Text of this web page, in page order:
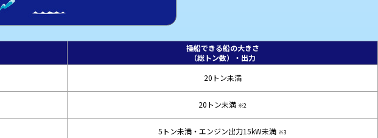
操船できる船の大きさ
（総トン数）・出力
20トン未満
20トン未満 ※2
5トン未満・エンジン出力15kW未満 ※3